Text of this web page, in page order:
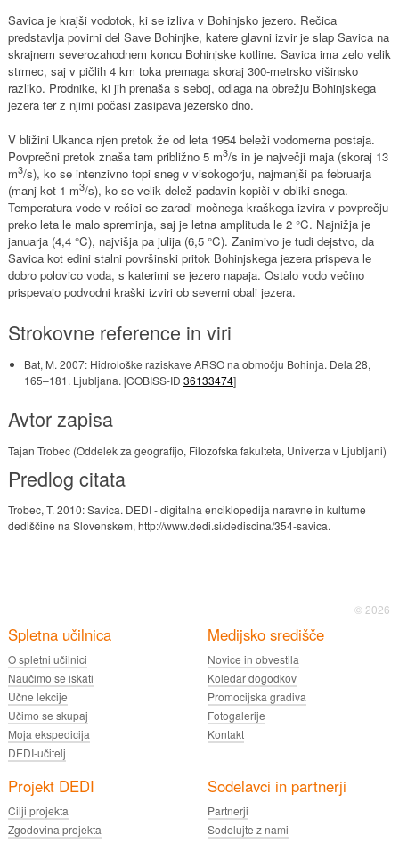
Savica je krajši vodotok, ki se izliva v Bohinjsko jezero. Rečica
predstavlja povirni del Save Bohinjke, katere glavni izvir je slap Savica na
skrajnem severozahodnem koncu Bohinjske kotline. Savica ima zelo velik
strmec, saj v pičlih 4 km toka premaga skoraj 300-metrsko višinsko
razliko. Prodnike, ki jih prenaša s seboj, odlaga na obrežju Bohinjskega
jezera ter z njimi počasi zasipava jezersko dno.
V bližini Ukanca njen pretok že od leta 1954 beleži vodomerna postaja.
Povprečni pretok znaša tam približno 5 m3/s in je največji maja (skoraj 13
m3/s), ko se intenzivno topi sneg v visokogorju, najmanjši pa februarja
(manj kot 1 m3/s), ko se velik delež padavin kopiči v obliki snega.
Temperatura vode v rečici se zaradi močnega kraškega izvira v povprečju
preko leta le malo spreminja, saj je letna amplituda le 2 °C. Najnižja je
januarja (4,4 °C), najvišja pa julija (6,5 °C). Zanimivo je tudi dejstvo, da
Savica kot edini stalni površinski pritok Bohinjskega jezera prispeva le
dobro polovico voda, s katerimi se jezero napaja. Ostalo vodo večino
prispevajo podvodni kraški izviri ob severni obali jezera.
Strokovne reference in viri
Bat, M. 2007: Hidrološke raziskave ARSO na območju Bohinja. Dela 28,
165–181. Ljubljana. [COBISS-ID 36133474]
Avtor zapisa
Tajan Trobec (Oddelek za geografijo, Filozofska fakulteta, Univerza v Ljubljani)
Predlog citata
Trobec, T. 2010: Savica. DEDI - digitalna enciklopedija naravne in kulturne
dediščine na Slovenskem, http://www.dedi.si/dediscina/354-savica.
© 2026
Spletna učilnica
O spletni učilnici
Naučimo se iskati
Učne lekcije
Učimo se skupaj
Moja ekspedicija
DEDI-učitelj
Medijsko središče
Novice in obvestila
Koledar dogodkov
Promocijska gradiva
Fotogalerije
Kontakt
Projekt DEDI
Cilji projekta
Zgodovina projekta
Sodelavci in partnerji
Partnerji
Sodelujte z nami